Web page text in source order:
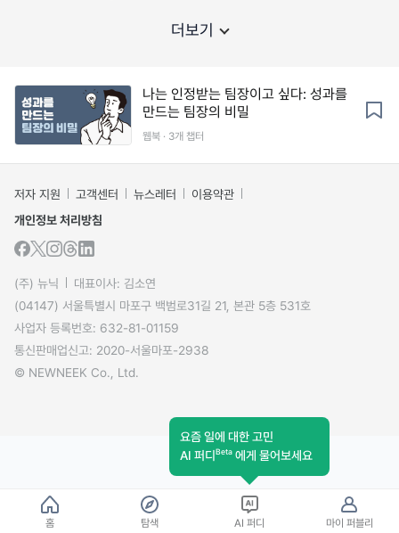
더보기
나는 인정받는 팀장이고 싶다: 성과를
만드는 팀장의 비밀
웹북 · 3개 챕터
저자 지원 고객센터 뉴스레터
이용약관
개인정보 처리방침
(주) 뉴닉
대표이사: 김소연
(04147) 서울특별시 마포구 백범로31길 21, 본관 5층 531호
사업자 등록번호: 632-81-01159
통신판매업신고: 2020-서울마포-2938
© NEWNEEK Co., Ltd.
홈 탐색
요즘 일에 대한 고민
AI 퍼디Beta 에게 물어보세요
AI 퍼디 마이 퍼블리